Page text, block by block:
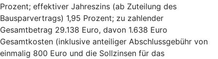
Prozent; effektiver Jahreszins (ab Zuteilung des
Bausparvertrags) 1,95 Prozent; zu zahlender
Gesamtbetrag 29.138 Euro, davon 1.638 Euro
Gesamtkosten (inklusive anteiliger Abschlussgebühr von
einmalig 800 Euro und die Sollzinsen für das